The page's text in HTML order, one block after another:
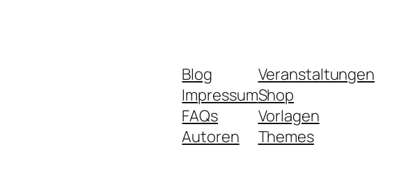
Blog
Impressum
FAQs
Autoren
Veranstaltungen
Shop
Vorlagen
Themes